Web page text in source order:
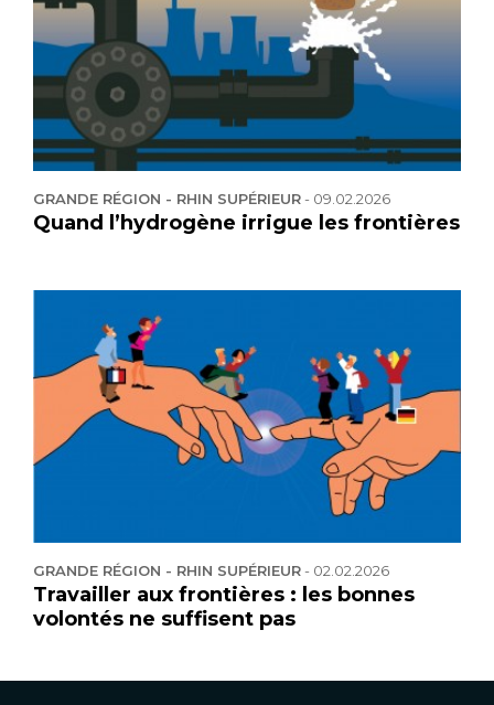
GRANDE RÉGION - RHIN SUPÉRIEUR- 09.02.2026
Quand l’hydrogène irrigue les frontières
GRANDE RÉGION - RHIN SUPÉRIEUR- 02.02.2026
Travailler aux frontières : les bonnes
volontés ne suffisent pas